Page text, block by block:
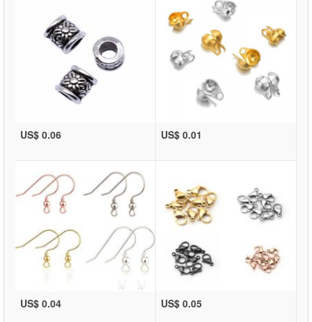
US$ 0.06 US$ 0.01
US$ 0.04 US$ 0.05